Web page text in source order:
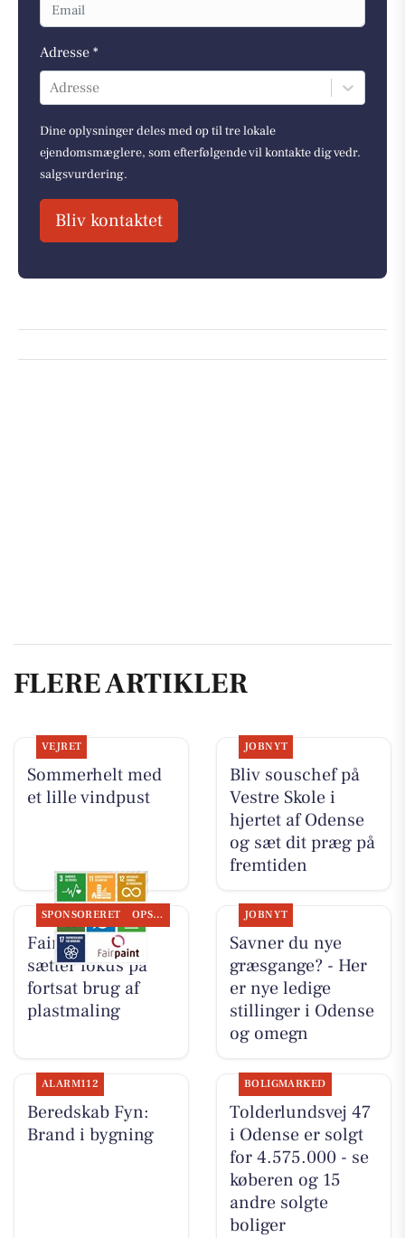
Adresse *
Adresse
Dine oplysninger deles med op til tre lokale
ejendomsmæglere, som efterfølgende vil kontakte dig vedr.
salgsvurdering.
Bliv kontaktet
FLERE ARTIKLER
VEJRET
Sommerhelt med
et lille vindpust
JOBNYT
Bliv souschef på
Vestre Skole i
hjertet af Odense
og sæt dit præg på
fremtiden
SPONSORERET OPSLAGSTAVLEN
Fairpaint ApS
sætter fokus på
fortsat brug af
plastmaling
JOBNYT
Savner du nye
græsgange? - Her
er nye ledige
stillinger i Odense
og omegn
ALARM112
Beredskab Fyn:
Brand i bygning
BOLIGMARKED
Tolderlundsvej 47
i Odense er solgt
for 4.575.000 - se
køberen og 15
andre solgte
boliger